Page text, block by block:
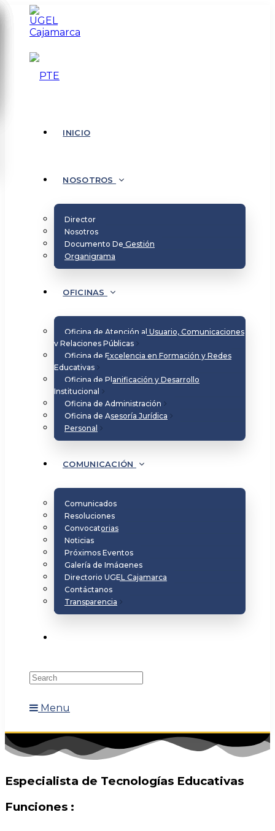
INICIO
NOSOTROS
Director
Nosotros
Documento De Gestión
Organigrama
OFICINAS
Oficina de Atención al Usuario, Comunicaciones
y Relaciones Públicas
Oficina de Excelencia en Formación y Redes
Educativas
Oficina de Planificación y Desarrollo
Institucional
Oficina de Administración
Oficina de Asesoría Jurídica
Personal
COMUNICACIÓN
Comunicados
Resoluciones
Convocatorias
Noticias
Próximos Eventos
Galería de Imágenes
Directorio UGEL Cajamarca
Contáctanos
Transparencia
Menu
Especialista de Tecnologías Educativas
Funciones :